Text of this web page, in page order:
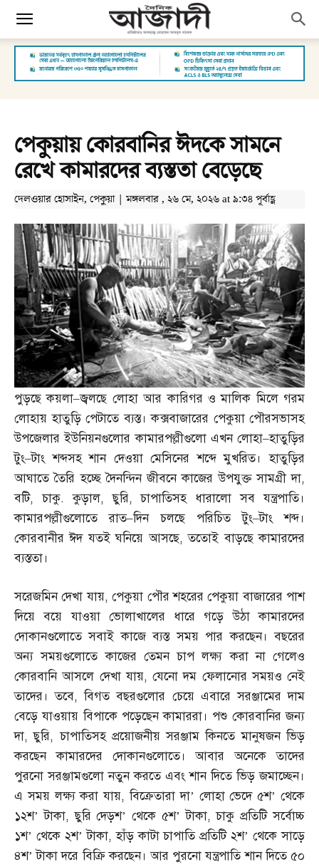
পেকুয়ায় কোরবানির ঈদকে সামনে
রেখে কামারদের ব্যস্ততা বেড়েছে
দেলওয়ার হোসাইন, পেকুয়া | মঙ্গলবার , ২৬ মে, ২০২৬ at ৯:৩৪ পূর্বাহ্ণ
পুড়ছে কয়লা–জ্বলছে লোহা আর কারিগর ও মালিক মিলে গরম
লোহায় হাতুড়ি পেটাতে ব্যস্ত। কক্সবাজারের পেকুয়া পৌরসভাসহ
উপজেলার ইউনিয়নগুলোর কামারপল্লীগুলো এখন লোহা–হাতুড়ির
টুং–টাং শব্দসহ শান দেওয়া মেসিনের শব্দে মুখরিত। হাতুড়ির
আঘাতে তৈরি হচ্ছে দৈনন্দিন জীবনে কাজের উপযুক্ত সামগ্রী দা,
বটি,চাকু.কুড়াল,ছুরি,চাপাতিসহ ধারালো সব যন্ত্রপাতি।
কামারপল্লীগুলোতে রাত–দিন চলছে পরিচিত টুং–টাং শব্দ।
কোরবানীর ঈদ যতই ঘনিয়ে আসছে,ততোই বাড়ছে কামারদের
ব্যস্ততা।
সরেজমিন দেখা যায়,পেকুয়া পৌর শহরের পেকুয়া বাজারের পাশ
দিয়ে বয়ে যাওয়া ভোলাখালের ধারে গড়ে উঠা কামারদের
দোকানগুলোতে সবাই কাজে ব্যস্ত সময় পার করছেন। বছরের
অন্য সময়গুলোতে কাজের তেমন চাপ লক্ষ্য করা না গেলেও
কোরবানি আসলে দেখা যায়, যেনো দম ফেলানোর সময়ও নেই
তাদের। তবে,বিগত বছরগুলোর চেয়ে এবারে সরঞ্জামের দাম
বেড়ে যাওয়ায় বিপাকে পড়েছেন কামাররা। পশু কোরবানির জন্য
দা,ছুরি,চাপাতিসহ প্রয়োজনীয় সরঞ্জাম কিনতে মানুষজন ভিড়
করছেন কামারদের দোকানগুলোতে। আবার অনেকে তাদের
পুরনো সরঞ্জামগুলো নতুন করতে এবং শান দিতে ভিড় জমাচ্ছেন।
এ সময় লক্ষ্য করা যায়,বিক্রেতারা দা’ লোহা ভেদে ৫শ’ থেকে
১২শ’ টাকা,ছুরি দেড়শ’ থেকে ৫শ’ টাকা,চাকু প্রতিটি সর্বোচ্চ
১শ’ থেকে ২শ’ টাকা,হাঁড় কাটা চাপাতি প্রতিটি ২শ’ থেকে সাড়ে
৪শ’ টাকা দরে বিক্রি করছেন। আর পুরনো যন্ত্রপাতি শান দিতে ৫০